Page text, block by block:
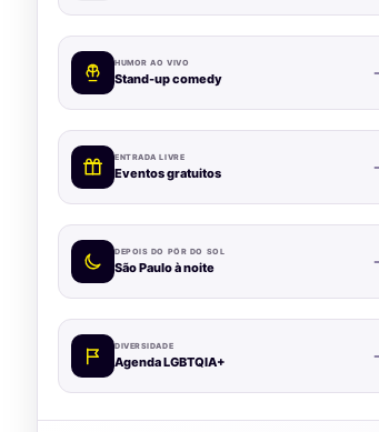
HUMOR AO VIVO
Stand-up comedy
ENTRADA LIVRE
Eventos gratuitos
DEPOIS DO PÔR DO SOL
São Paulo à noite
DIVERSIDADE
Agenda LGBTQIA+